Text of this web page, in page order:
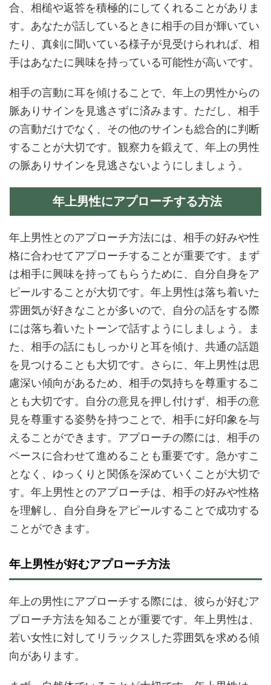
合、相槌や返答を積極的にしてくれることがありま
す。あなたが話しているときに相手の目が輝いてい
たり、真剣に聞いている様子が見受けられれば、相
手はあなたに興味を持っている可能性が高いです。
相手の言動に耳を傾けることで、年上の男性からの
脈ありサインを見逃さずに済みます。ただし、相手
の言動だけでなく、その他のサインも総合的に判断
することが大切です。観察力を鍛えて、年上の男性
の脈ありサインを見逃さないようにしましょう。
年上男性にアプローチする方法
年上男性とのアプローチ方法には、相手の好みや性
格に合わせてアプローチすることが重要です。まず
は相手に興味を持ってもらうために、自分自身をア
ピールすることが大切です。年上男性は落ち着いた
雰囲気が好きなことが多いので、自分の話をする際
には落ち着いたトーンで話すようにしましょう。ま
た、相手の話にもしっかりと耳を傾け、共通の話題
を見つけることも大切です。さらに、年上男性は思
慮深い傾向があるため、相手の気持ちを尊重するこ
とも大切です。自分の意見を押し付けず、相手の意
見を尊重する姿勢を持つことで、相手に好印象を与
えることができます。アプローチの際には、相手の
ペースに合わせて進めることも重要です。急かすこ
となく、ゆっくりと関係を深めていくことが大切で
す。年上男性とのアプローチは、相手の好みや性格
を理解し、自分自身をアピールすることで成功する
ことができます。
年上男性が好むアプローチ方法
年上の男性にアプローチする際には、彼らが好むア
プローチ方法を知ることが重要です。年上男性は、
若い女性に対してリラックスした雰囲気を求める傾
向があります。